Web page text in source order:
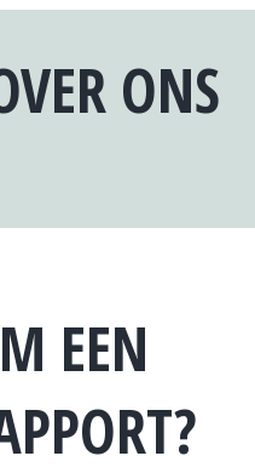
ONS
EEN